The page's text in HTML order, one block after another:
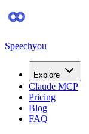
Speechyou
Explore
Claude MCP
Pricing
Blog
FAQ